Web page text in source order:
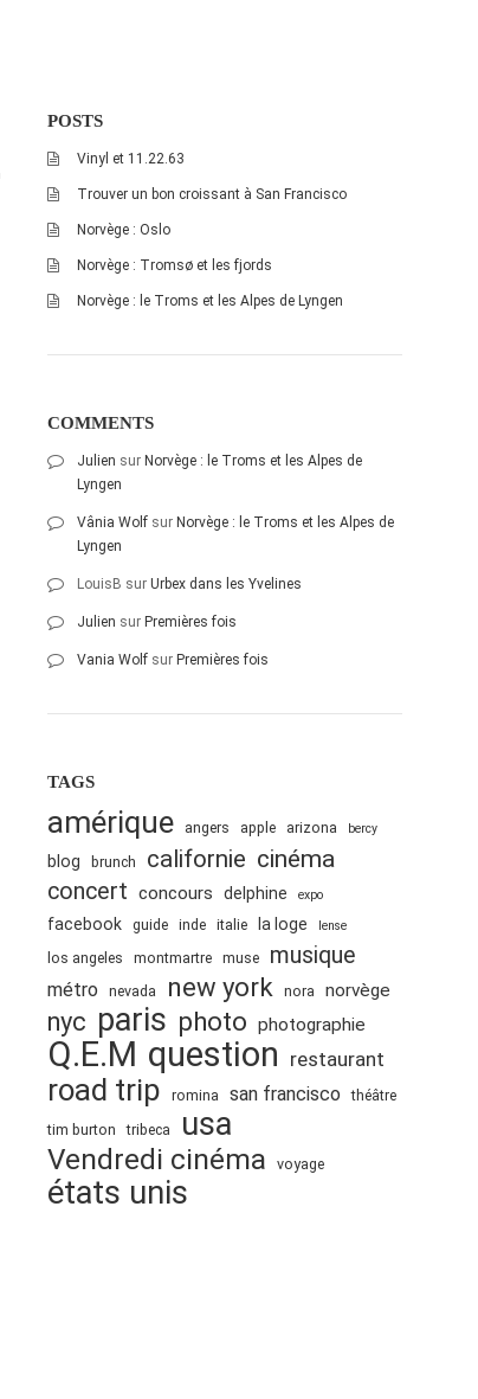
POSTS
Vinyl et 11.22.63
Trouver un bon croissant à San Francisco
Norvège : Oslo
Norvège : Tromsø et les fjords
Norvège : le Troms et les Alpes de Lyngen
COMMENTS
Julien sur Norvège : le Troms et les Alpes de
Lyngen
Vânia Wolf sur Norvège : le Troms et les Alpes de
Lyngen
LouisB sur Urbex dans les Yvelines
Julien sur Premières fois
Vania Wolf sur Premières fois
TAGS
amérique angers apple arizona bercy
blog brunch californie cinéma
concert concours delphine expo
facebook guide inde italie la loge lense
los angeles montmartre muse musique
métro nevada new york nora norvège
nyc paris photo photographie
Q.E.M question restaurant
road trip romina san francisco théâtre
tim burton
tribeca usa
Vendredi cinéma voyage
états unis